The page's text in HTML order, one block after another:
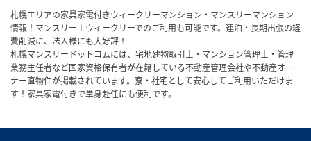
札幌エリアの家具家電付きウィークリーマンション・マンスリーマンション
情報！マンスリー＋ウィークリーでのご利用も可能です。連泊・長期出張の経
費削減に、法人様にも大好評！
札幌マンスリードットコムには、宅地建物取引士・マンション管理士・管理
業務主任者など国家資格保有者が在籍している不動産管理会社や不動産オー
ナー直物件が掲載されています。寮・社宅として安心してご利用いただけま
す！家具家電付きで単身赴任にも便利です。